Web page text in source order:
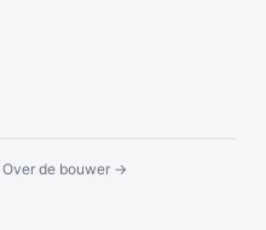
Over de bouwer →